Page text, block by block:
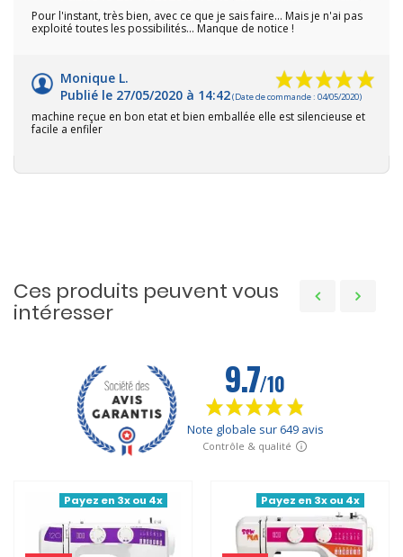
Pour l'instant, très bien, avec ce que je sais faire... Mais je n'ai pas
exploité toutes les possibilités... Manque de notice !
Monique L.
Publié le 27/05/2020 à 14:42(Date de commande : 04/05/2020)
machine reçue en bon etat et bien emballée elle est silencieuse et
facile a enfiler
Ces produits peuvent vous
intéresser
Payez en 3x ou 4x Payez en 3x ou 4x